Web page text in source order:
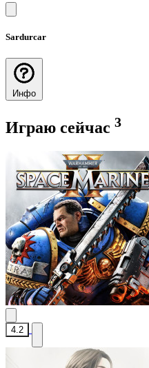
Sardurcar
Инфо
Играю сейчас 3
4.2